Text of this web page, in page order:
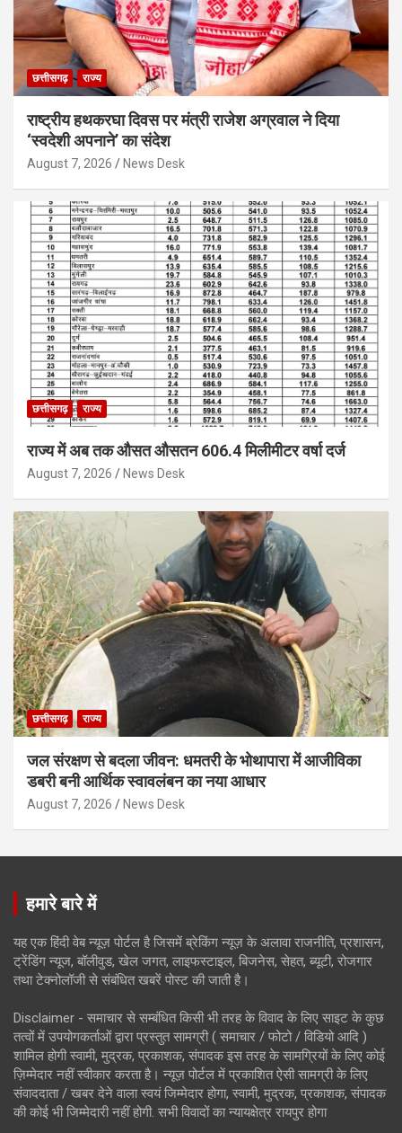
छत्तीसगढ़ राज्य
राष्ट्रीय हथकरघा दिवस पर मंत्री राजेश अग्रवाल ने दिया
‘स्वदेशी अपनाने’ का संदेश
August 7, 2026 News Desk
छत्तीसगढ़ राज्य
राज्य में अब तक औसत औसतन 606.4 मिलीमीटर वर्षा दर्ज
August 7, 2026 News Desk
छत्तीसगढ़ राज्य
जल संरक्षण से बदला जीवन: धमतरी के भोथापारा में आजीविका
डबरी बनी आर्थिक स्वावलंबन का नया आधार
August 7, 2026 News Desk
हमारे बारे में
यह एक हिंदी वेब न्यूज़ पोर्टल है जिसमें ब्रेकिंग न्यूज़ के अलावा राजनीति, प्रशासन,
ट्रेंडिंग न्यूज, बॉलीवुड, खेल जगत, लाइफस्टाइल, बिजनेस, सेहत, ब्यूटी, रोजगार
तथा टेक्नोलॉजी से संबंधित खबरें पोस्ट की जाती है।
Disclaimer - समाचार से सम्बंधित किसी भी तरह के विवाद के लिए साइट के कुछ
तत्वों में उपयोगकर्ताओं द्वारा प्रस्तुत सामग्री ( समाचार / फोटो / विडियो आदि )
शामिल होगी स्वामी, मुद्रक, प्रकाशक, संपादक इस तरह के सामग्रियों के लिए कोई
ज़िम्मेदार नहीं स्वीकार करता है। न्यूज़ पोर्टल में प्रकाशित ऐसी सामग्री के लिए
संवाददाता / खबर देने वाला स्वयं जिम्मेदार होगा, स्वामी, मुद्रक, प्रकाशक, संपादक
की कोई भी जिम्मेदारी नहीं होगी. सभी विवादों का न्यायक्षेत्र रायपुर होगा